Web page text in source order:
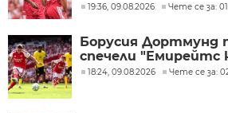
19:36, 09.08.2026 Чете се за:
Борусия Дортмунд
спечели "Емирейтс
18:24, 09.08.2026 Чете се за: